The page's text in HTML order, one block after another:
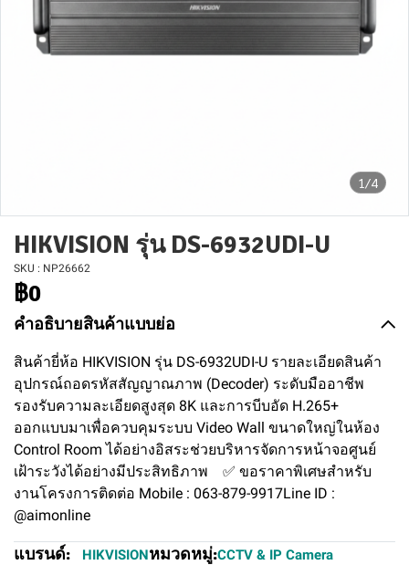
1/4
HIKVISION รุ่น DS-6932UDI-U
SKU : NP26662
฿0
คำอธิบายสินค้าแบบย่อ
สินค้ายี่ห้อ HIKVISION รุ่น DS-6932UDI-U รายละเอียดสินค้า
อุปกรณ์ถอดรหัสสัญญาณภาพ (Decoder) ระดับมืออาชีพ
รองรับความละเอียดสูงสุด 8K และการบีบอัด H.265+
ออกแบบมาเพื่อควบคุมระบบ Video Wall ขนาดใหญ่ในห้อง
Control Room ได้อย่างอิสระช่วยบริหารจัดการหน้าจอศูนย์
เฝ้าระวังได้อย่างมีประสิทธิภาพ ✅ ขอราคาพิเศษสำหรับ
งานโครงการติดต่อ Mobile : 063-879-9917Line ID :
@aimonline
แบรนด์: HIKVISIONหมวดหมู่:CCTV & IP Camera